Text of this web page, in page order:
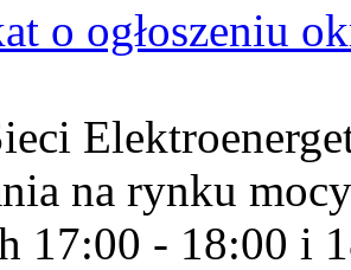
o ogłoszeniu
na rynku
17:00 - 18:00 i